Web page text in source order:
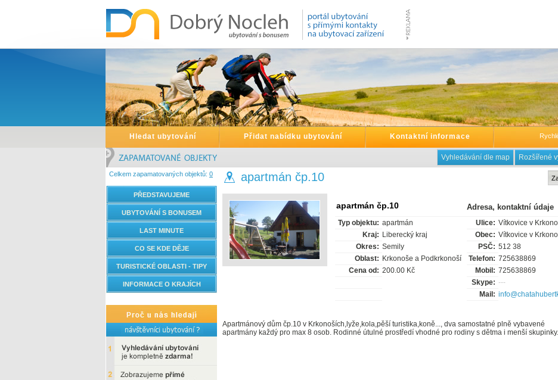
Hledat ubytování Přidat nabídku ubytování Kontaktní informace
Celkem zapamatovaných objektů: 0
PŘEDSTAVUJEME
UBYTOVÁNÍ S BONUSEM
LAST MINUTE
CO SE KDE DĚJE
TURISTICKÉ OBLASTI - TIPY
INFORMACE O KRAJÍCH
Rozšířené
Vyhledávání dle map
apartmán čp.10
apartmán čp.10
Adresa, kontaktní údaje
Typ objektu: apartmán Ulice: Vítkovice v
Kraj: Liberecký kraj Obec: Vítkovice v
Okres: Semily PSČ: 512 38
Oblast: Krkonoše a Podkrkonoší Telefon: 725638869
Cena od: 200.00 Kč Mobil: 725638869
Skype: ---
Mail:
Apartmánový dům čp.10 v Krkonoších,lyže,kola,pěší turistika,koně..., dva samostatné plně vybavené
apartmány každý pro max 8 osob. Rodinné útulné prostředí vhodné pro rodiny s dětma i menší skupinky.